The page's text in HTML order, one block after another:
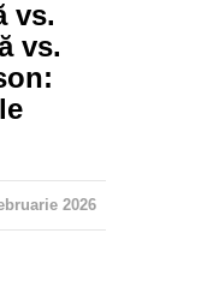
vs.
vs.
2026